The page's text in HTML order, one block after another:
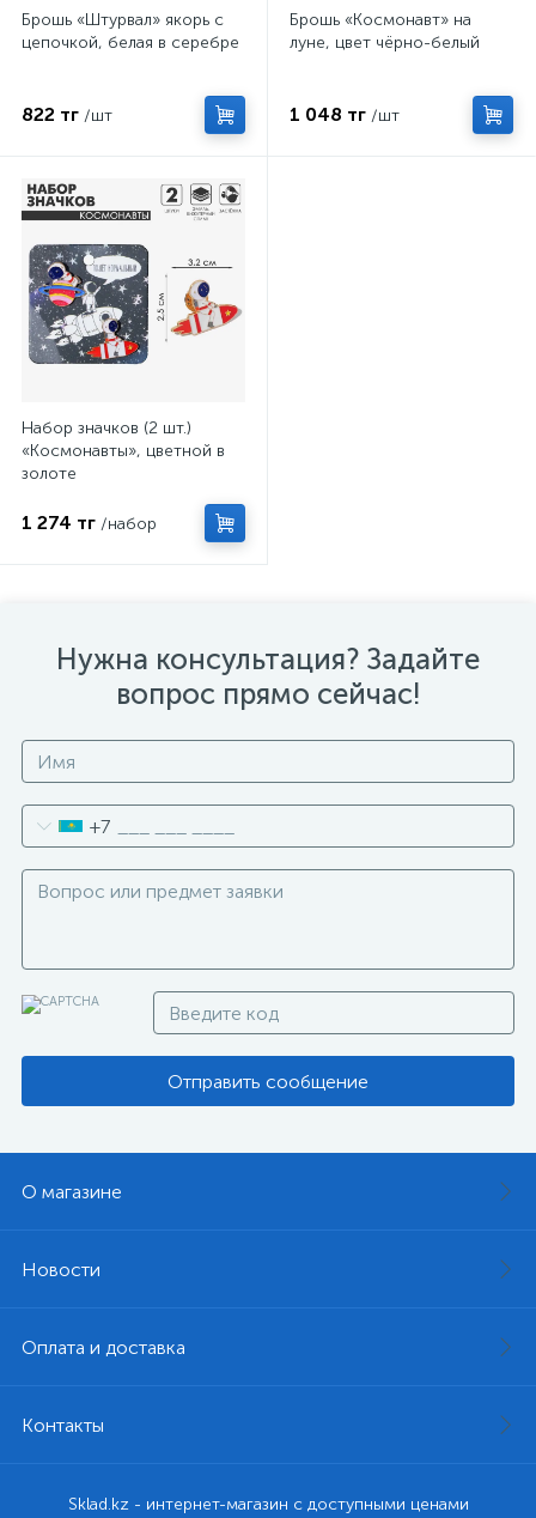
Брошь «Штурвал» якорь с
цепочкой, белая в серебре
822 тг /шт
Брошь «Космонавт» на
луне, цвет чёрно-белый
1 048 тг /шт
Набор значков (2 шт.)
«Космонавты», цветной в
золоте
1 274 тг /набор
Нужна консультация? Задайте
вопрос прямо сейчас!
+7
Отправить сообщение
О магазине
Новости
Оплата и доставка
Контакты
Sklad.kz - интернет-магазин с доступными ценами